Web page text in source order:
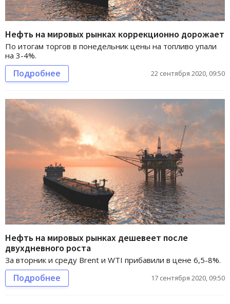
Нефть на мировых рынках коррекционно дорожает
По итогам торгов в понедельник цены на топливо упали
на 3-4%.
Подробнее 22 сентября 2020, 09:50
Нефть на мировых рынках дешевеет после
двухдневного роста
За вторник и среду Brent и WTI прибавили в цене 6,5-8%.
Подробнее 17 сентября 2020, 09:50